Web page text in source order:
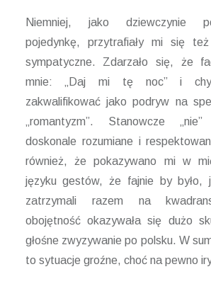
Niemniej, jako dziewczynie
pojedynkę, przytrafiały mi się
sympatyczne. Zdarzało się, że
mnie: „Daj mi tę noc” i
zakwalifikować jako podryw na
„romantyzm”. Stanowcze
doskonale rozumiane i
również, że pokazywano mi w
języku gestów, że fajnie by było,
zatrzymali razem na
obojętność okazywała się dużo
głośne zwyzywanie po polsku. W
to sytuacje groźne, choć na pewno